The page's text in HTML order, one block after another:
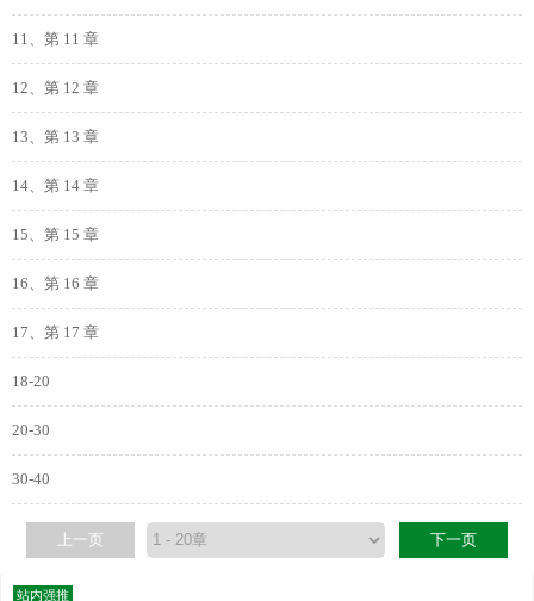
11、第 11 章
12、第 12 章
13、第 13 章
14、第 14 章
15、第 15 章
16、第 16 章
17、第 17 章
18-20
20-30
30-40
上一页 下一页
站内强推